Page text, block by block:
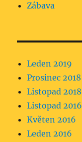
Zábava
Leden 2019
Prosinec 2018
Listopad 2018
Listopad 2016
Květen 2016
Leden 2016